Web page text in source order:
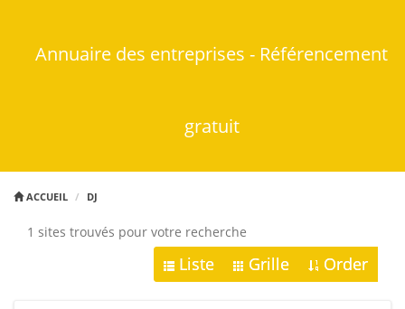
Annuaire des entreprises - Référencement
gratuit
ACCUEIL DJ
1 sites trouvés pour votre recherche
Liste Grille Order